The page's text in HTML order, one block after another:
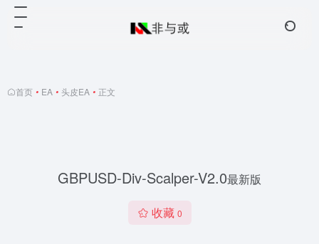
首页 • EA • 头皮EA • 正文
GBPUSD-Div-Scalper-V2.0最新版
收藏 0